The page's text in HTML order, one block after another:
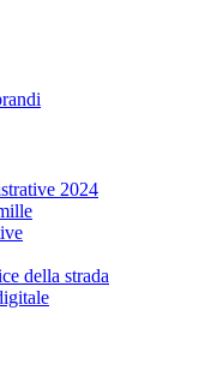
2024
della strada